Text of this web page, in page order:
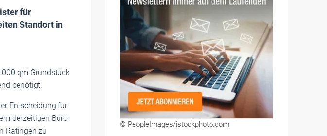
für
Standort in
qm Grundstück
benötigt.
Entscheidung für
derzeitigen Büro
Ratingen zu
© PeopleImages/istockphoto.com